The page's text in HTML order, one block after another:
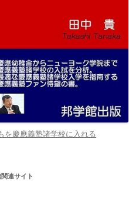
を慶應義塾諸学校に入れる
連サイト